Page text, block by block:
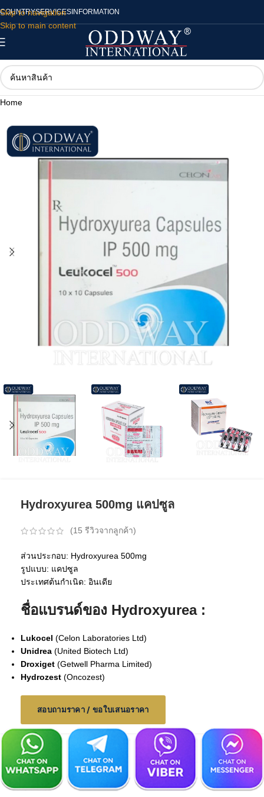
Skip to navigation
Skip to main content
COUNTRYSERVICES INFORMATION
Home
Hydroxyurea 500mg แคปซูล
(15 รีวิวจากลูกค้า)
ส่วนประกอบ: Hydroxyurea 500mg
รูปแบบ: แคปซูล
ประเทศต้นกำเนิด: อินเดีย
ชื่อแบรนด์ของ Hydroxyurea :
Lukocel (Celon Laboratories Ltd)
Unidrea (United Biotech Ltd)
Droxiget (Getwell Pharma Limited)
Hydrozest (Oncozest)
สอบถามราคา / ขอใบเสนอราคา